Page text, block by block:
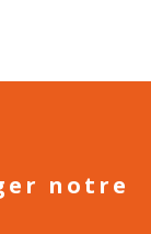
notre